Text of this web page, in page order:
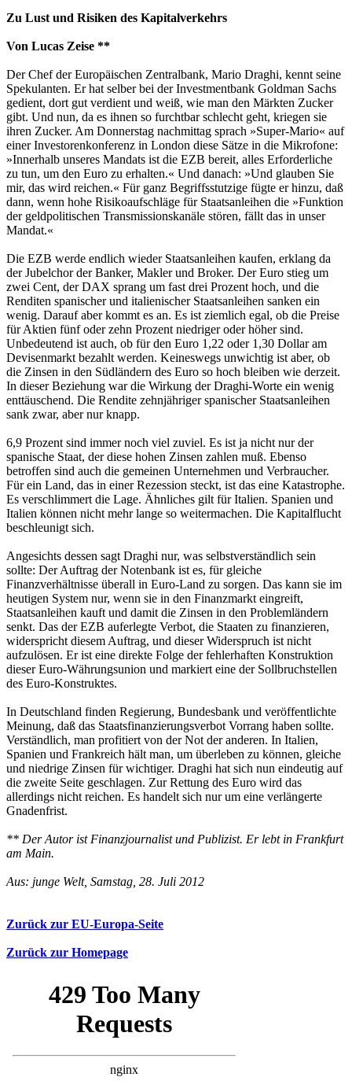
Zu Lust und Risiken des Kapitalverkehrs
Von Lucas Zeise **
Der Chef der Europäischen Zentralbank, Mario Draghi, kennt seine
Spekulanten. Er hat selber bei der Investmentbank Goldman Sachs
gedient, dort gut verdient und weiß, wie man den Märkten Zucker
gibt. Und nun, da es ihnen so furchtbar schlecht geht, kriegen sie
ihren Zucker. Am Donnerstag nachmittag sprach »Super-Mario« auf
einer Investorenkonferenz in London diese Sätze in die Mikrofone:
»Innerhalb unseres Mandats ist die EZB bereit, alles Erforderliche
zu tun, um den Euro zu erhalten.« Und danach: »Und glauben Sie
mir, das wird reichen.« Für ganz Begriffsstutzige fügte er hinzu, daß
dann, wenn hohe Risikoaufschläge für Staatsanleihen die »Funktion
der geldpolitischen Transmissionskanäle stören, fällt das in unser
Mandat.«
Die EZB werde endlich wieder Staatsanleihen kaufen, erklang da
der Jubelchor der Banker, Makler und Broker. Der Euro stieg um
zwei Cent, der DAX sprang um fast drei Prozent hoch, und die
Renditen spanischer und italienischer Staatsanleihen sanken ein
wenig. Darauf aber kommt es an. Es ist ziemlich egal, ob die Preise
für Aktien fünf oder zehn Prozent niedriger oder höher sind.
Unbedeutend ist auch, ob für den Euro 1,22 oder 1,30 Dollar am
Devisenmarkt bezahlt werden. Keineswegs unwichtig ist aber, ob
die Zinsen in den Südländern des Euro so hoch bleiben wie derzeit.
In dieser Beziehung war die Wirkung der Draghi-Worte ein wenig
enttäuschend. Die Rendite zehnjähriger spanischer Staatsanleihen
sank zwar, aber nur knapp.
6,9 Prozent sind immer noch viel zuviel. Es ist ja nicht nur der
spanische Staat, der diese hohen Zinsen zahlen muß. Ebenso
betroffen sind auch die gemeinen Unternehmen und Verbraucher.
Für ein Land, das in einer Rezession steckt, ist das eine Katastrophe.
Es verschlimmert die Lage. Ähnliches gilt für Italien. Spanien und
Italien können nicht mehr lange so weitermachen. Die Kapitalflucht
beschleunigt sich.
Angesichts dessen sagt Draghi nur, was selbstverständlich sein
sollte: Der Auftrag der Notenbank ist es, für gleiche
Finanzverhältnisse überall in Euro-Land zu sorgen. Das kann sie im
heutigen System nur, wenn sie in den Finanzmarkt eingreift,
Staatsanleihen kauft und damit die Zinsen in den Problemländern
senkt. Das der EZB auferlegte Verbot, die Staaten zu finanzieren,
widerspricht diesem Auftrag, und dieser Widerspruch ist nicht
aufzulösen. Er ist eine direkte Folge der fehlerhaften Konstruktion
dieser Euro-Währungsunion und markiert eine der Sollbruchstellen
des Euro-Konstruktes.
In Deutschland finden Regierung, Bundesbank und veröffentlichte
Meinung, daß das Staatsfinanzierungsverbot Vorrang haben sollte.
Verständlich, man profitiert von der Not der anderen. In Italien,
Spanien und Frankreich hält man, um überleben zu können, gleiche
und niedrige Zinsen für wichtiger. Draghi hat sich nun eindeutig auf
die zweite Seite geschlagen. Zur Rettung des Euro wird das
allerdings nicht reichen. Es handelt sich nur um eine verlängerte
Gnadenfrist.
** Der Autor ist Finanzjournalist und Publizist. Er lebt in Frankfurt
am Main.
Aus: junge Welt, Samstag, 28. Juli 2012
Zurück zur EU-Europa-Seite
Zurück zur Homepage